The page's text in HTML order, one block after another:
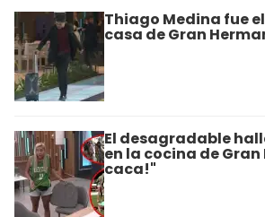
Thiago Medina fue
casa de Gran
El desagradable
en la cocina de Gran
caca!"